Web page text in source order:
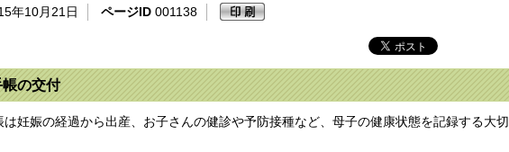
年10月21日 ページID 001138
の交付
妊娠の経過から出産、お子さんの健診や予防接種など、母子の健康状態を記録する大切